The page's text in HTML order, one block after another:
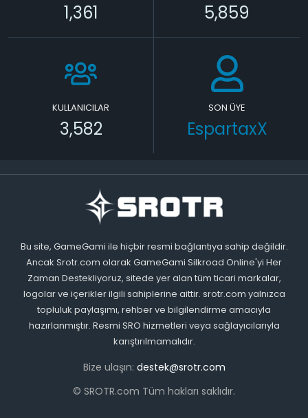
1,361 5,859
KULLANICILAR
3,582
SON ÜYE
EspartaxX
Bu site, GameGami ile hiçbir resmi bağlantıya sahip değildir.
Ancak Srotr.com olarak GameGami Silkroad Online'yi Her
Zaman Destekliyoruz, sitede yer alan tüm ticari markalar,
logolar ve içerikler ilgili sahiplerine aittir. srotr.com yalnızca
topluluk paylaşımı, rehber ve bilgilendirme amacıyla
hazırlanmıştır. Resmi SRO hizmetleri veya sağlayıcılarıyla
karıştırılmamalıdır.
Bize ulaşın: destek@srotr.com
© SROTR.com Tüm hakları saklıdır.